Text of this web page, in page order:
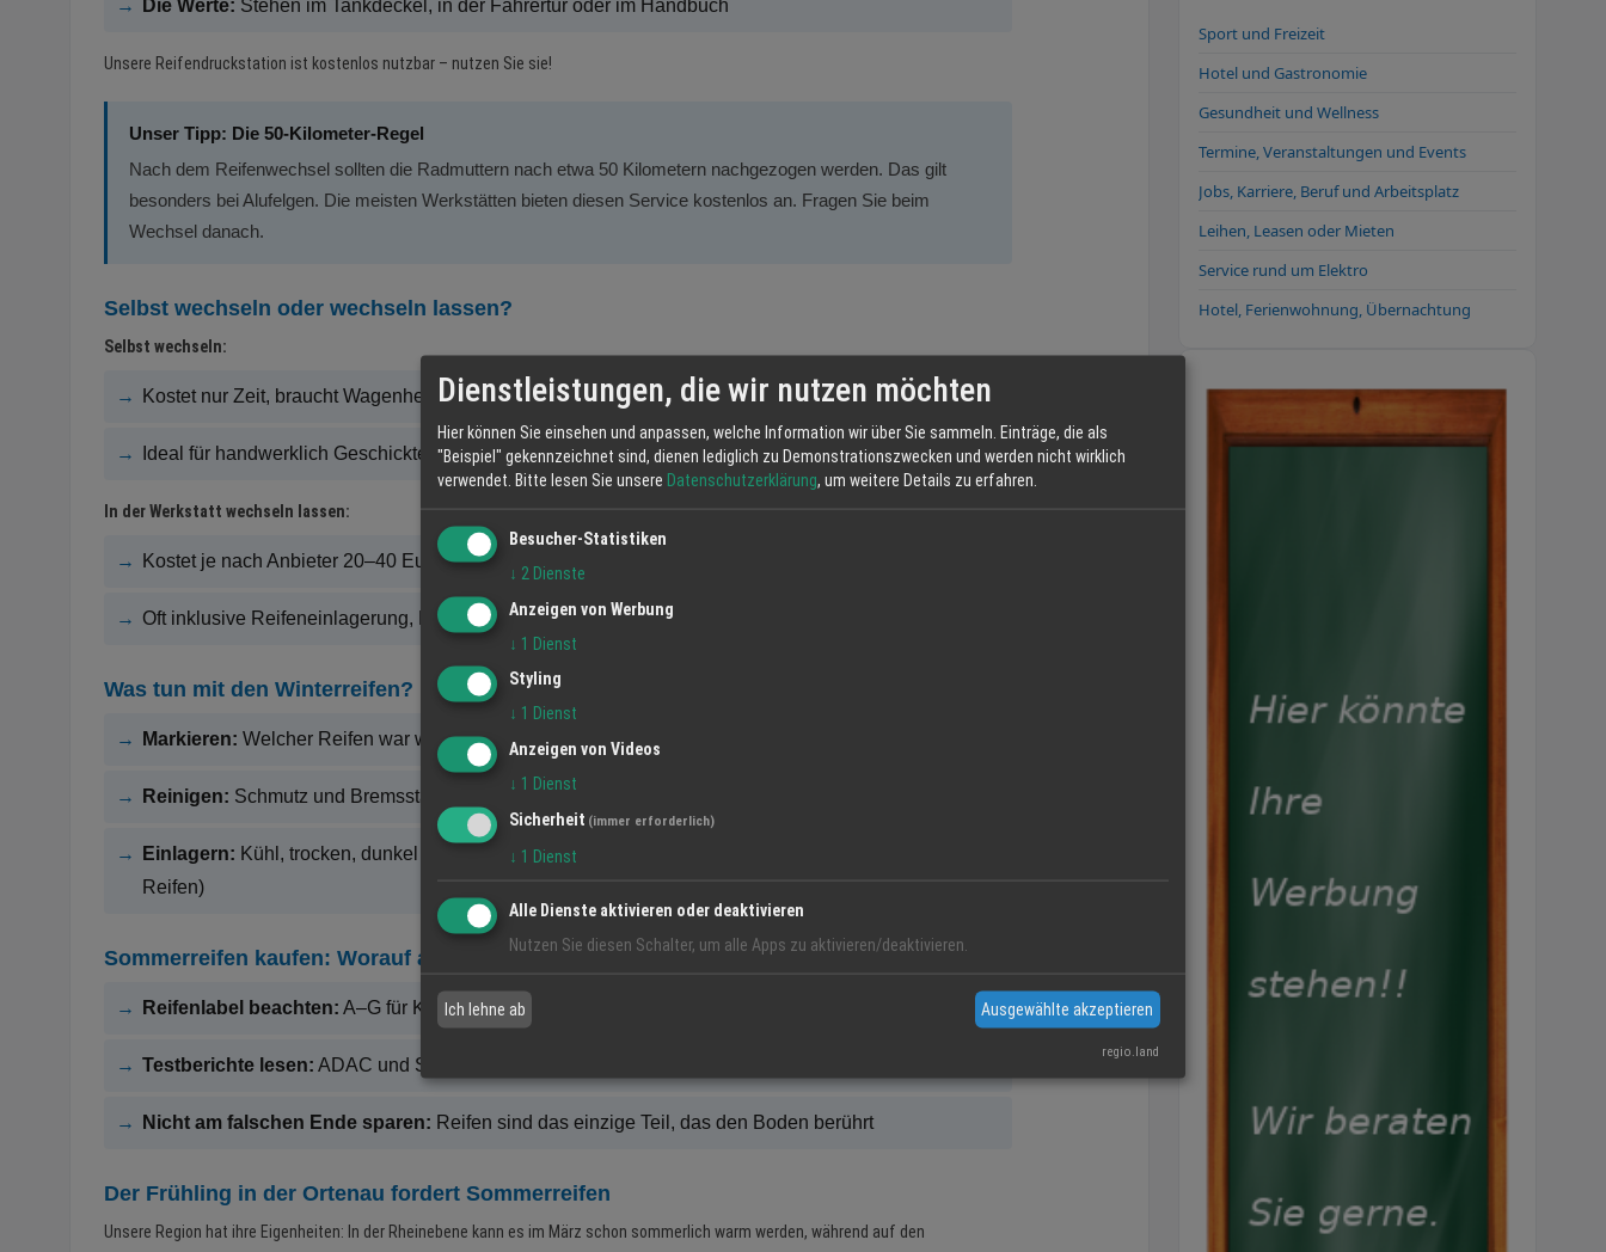
→ Die Werte: Stehen im Tankdeckel, in der Fahrertür oder im Handbuch
Unsere Reifendruckstation ist kostenlos nutzbar – nutzen Sie sie!
Unser Tipp: Die 50-Kilometer-Regel
Nach dem Reifenwechsel sollten die Radmuttern nach etwa 50 Kilometern nachgezogen werden. Das gilt
besonders bei Alufelgen. Die meisten Werkstätten bieten diesen Service kostenlos an. Fragen Sie beim
Wechsel danach.
Selbst wechseln oder wechseln lassen?
Selbst wechseln:
→ Kostet nur Zeit, braucht Wagenheber, Radkreuz und etwas Kraft
→ Ideal für handwerklich Geschickte – Radmuttern unbedingt mit Drehmomentschlüssel anziehen
In der Werkstatt wechseln lassen:
→ Kostet je nach Anbieter 20–40 Euro, professionell und sicher
→ Oft inklusive Reifeneinlagerung, Radsensoren (RDKS) werden korrekt angelernt
Was tun mit den Winterreifen?
→ Markieren: Welcher Reifen war wo? (VL, VR, HL, HR)
→ Reinigen: Schmutz und Bremsstaub entfernen
→ Einlagern: Kühl, trocken, dunkel – ideal hängend oder liegend gestapelt, nicht stehend (verformt die
Reifen)
Sommerreifen kaufen: Worauf achten?
→ Reifenlabel beachten: A–G für Kraftstoffeffizienz, Nassgriff und Lautstärke
→ Testberichte lesen: ADAC und Stiftung Warentest prüfen regelmäßig
→ Nicht am falschen Ende sparen: Reifen sind das einzige Teil, das den Boden berührt
Der Frühling in der Ortenau fordert Sommerreifen
Unsere Region hat ihre Eigenheiten: In der Rheinebene kann es im März schon sommerlich warm werden, während auf den
Sport und Freizeit
Hotel und Gastronomie
Gesundheit und Wellness
Termine, Veranstaltungen und Events
Jobs, Karriere, Beruf und Arbeitsplatz
Leihen, Leasen oder Mieten
Service rund um Elektro
Hotel, Ferienwohnung, Übernachtung
Dienstleistungen, die wir nutzen möchten
Hier können Sie einsehen und anpassen, welche Information wir über Sie sammeln. Einträge, die als
"Beispiel" gekennzeichnet sind, dienen lediglich zu Demonstrationszwecken und werden nicht wirklich
verwendet. Bitte lesen Sie unsere Datenschutzerklärung, um weitere Details zu erfahren.
Besucher-Statistiken
↓ 2 Dienste
Anzeigen von Werbung
↓ 1 Dienst
Styling
↓ 1 Dienst
Anzeigen von Videos
↓ 1 Dienst
Sicherheit (immer erforderlich)
↓ 1 Dienst
Alle Dienste aktivieren oder deaktivieren
Nutzen Sie diesen Schalter, um alle Apps zu aktivieren/deaktivieren.
Ich lehne ab Ausgewählte akzeptieren
regio.land